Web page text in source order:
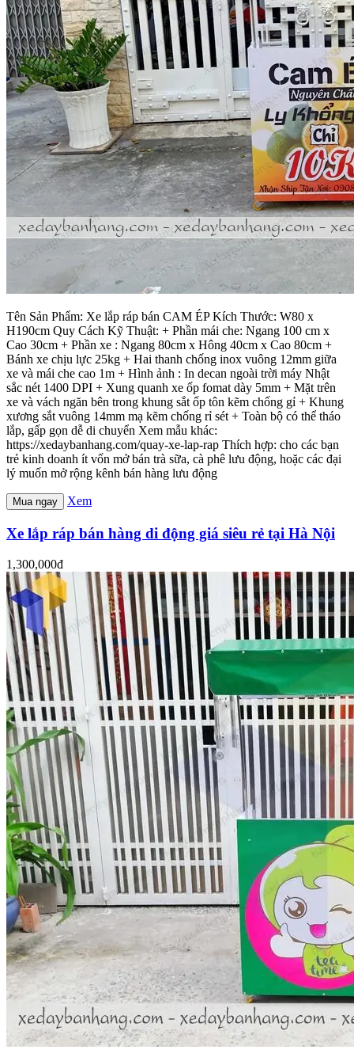
Tên Sản Phẩm: Xe lắp ráp bán CAM ÉP Kích Thước: W80 x
H190cm Quy Cách Kỹ Thuật: + Phần mái che: Ngang 100 cm x
Cao 30cm + Phần xe : Ngang 80cm x Hông 40cm x Cao 80cm +
Bánh xe chịu lực 25kg + Hai thanh chống inox vuông 12mm giữa
xe và mái che cao 1m + Hình ảnh : In decan ngoài trời máy Nhật
sắc nét 1400 DPI + Xung quanh xe ốp fomat dày 5mm + Mặt trên
xe và vách ngăn bên trong khung sắt ốp tôn kẽm chống gỉ + Khung
xương sắt vuông 14mm mạ kẽm chống rỉ sét + Toàn bộ có thể tháo
lắp, gấp gọn dễ di chuyển Xem mẫu khác:
https://xedaybanhang.com/quay-xe-lap-rap Thích hợp: cho các bạn
trẻ kinh doanh ít vốn mở bán trà sữa, cà phê lưu động, hoặc các đại
lý muốn mở rộng kênh bán hàng lưu động
Mua ngay Xem
Xe lắp ráp bán hàng di động giá siêu rẻ tại Hà Nội
1,300,000đ